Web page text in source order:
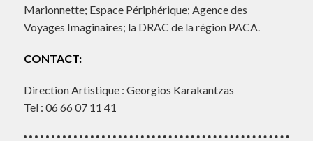
Marionnette; Espace Périphérique; Agence des
Voyages Imaginaires; la DRAC de la région PACA.
CONTACT:
Direction Artistique : Georgios Karakantzas
Tel : 06 66 07 11 41